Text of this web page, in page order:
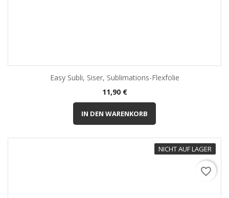
Easy Subli, Siser, Sublimations-Flexfolie
Preis
11,90 €
IN DEN WARENKORB
NICHT AUF LAGER
favorite_border